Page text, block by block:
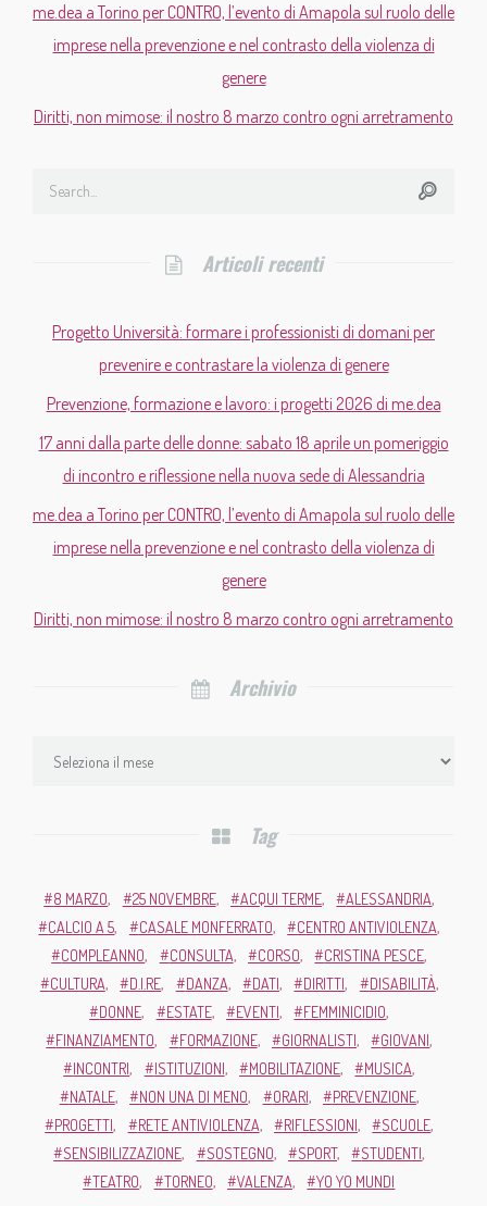
me.dea a Torino per CONTRO, l’evento di Amapola sul ruolo delle
imprese nella prevenzione e nel contrasto della violenza di
genere
Diritti, non mimose: il nostro 8 marzo contro ogni arretramento
Articoli recenti
Progetto Università: formare i professionisti di domani per
prevenire e contrastare la violenza di genere
Prevenzione, formazione e lavoro: i progetti 2026 di me.dea
17 anni dalla parte delle donne: sabato 18 aprile un pomeriggio
di incontro e riflessione nella nuova sede di Alessandria
me.dea a Torino per CONTRO, l’evento di Amapola sul ruolo delle
imprese nella prevenzione e nel contrasto della violenza di
genere
Diritti, non mimose: il nostro 8 marzo contro ogni arretramento
Archivio
Tag
8 MARZO 25 NOVEMBRE ACQUI TERME
ALESSANDRIA
CALCIO A 5
CASALE MONFERRATO
CENTRO ANTIVIOLENZA
COMPLEANNO
CONSULTA CORSO
CRISTINA PESCE
CULTURA
D.I.RE DANZA DATI DIRITTI
DISABILITÀ
DONNE
ESTATE EVENTI
FEMMINICIDIO
FINANZIAMENTO
FORMAZIONE GIORNALISTI
GIOVANI
INCONTRI
ISTITUZIONI MOBILITAZIONE
MUSICA
NATALE
NON UNA DI MENO ORARI
PREVENZIONE
PROGETTI
RETE ANTIVIOLENZA RIFLESSIONI
SCUOLE
SENSIBILIZZAZIONE
SOSTEGNO SPORT
STUDENTI
TEATRO
TORNEO VALENZA YO YO MUNDI